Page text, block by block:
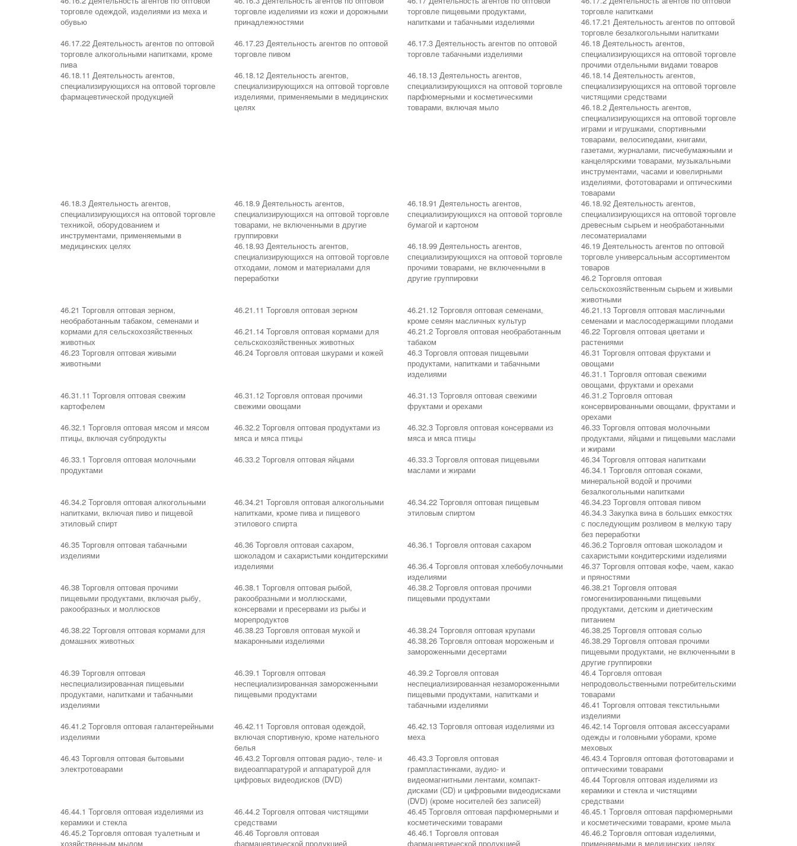
торговле одеждой, изделиями из меха и
обувью
торговле изделиями из кожи и дорожными
принадлежностями
торговле пищевыми продуктами,
напитками и табачными изделиями
торговле напитками
46.17.21 Деятельность агентов по оптовой
торговле безалкогольными напитками
46.17.22 Деятельность агентов по оптовой
торговле алкогольными напитками, кроме
пива
46.17.23 Деятельность агентов по оптовой
торговле пивом
46.17.3 Деятельность агентов по оптовой
торговле табачными изделиями
46.18 Деятельность агентов,
специализирующихся на оптовой торговле
прочими отдельными видами товаров
46.18.11 Деятельность агентов,
специализирующихся на оптовой торговле
фармацевтической продукцией
46.18.12 Деятельность агентов,
специализирующихся на оптовой торговле
изделиями, применяемыми в медицинских
целях
46.18.13 Деятельность агентов,
специализирующихся на оптовой торговле
парфюмерными и косметическими
товарами, включая мыло
46.18.14 Деятельность агентов,
специализирующихся на оптовой торговле
чистящими средствами
46.18.2 Деятельность агентов,
специализирующихся на оптовой торговле
играми и игрушками, спортивными
товарами, велосипедами, книгами,
газетами, журналами, писчебумажными и
канцелярскими товарами, музыкальными
инструментами, часами и ювелирными
изделиями, фототоварами и оптическими
товарами
46.18.3 Деятельность агентов,
специализирующихся на оптовой торговле
техникой, оборудованием и
инструментами, применяемыми в
медицинских целях
46.18.9 Деятельность агентов,
специализирующихся на оптовой торговле
товарами, не включенными в другие
группировки
46.18.91 Деятельность агентов,
специализирующихся на оптовой торговле
бумагой и картоном
46.18.92 Деятельность агентов,
специализирующихся на оптовой торговле
древесным сырьем и необработанными
лесоматериалами
46.18.93 Деятельность агентов,
специализирующихся на оптовой торговле
отходами, ломом и материалами для
переработки
46.18.99 Деятельность агентов,
специализирующихся на оптовой торговле
прочими товарами, не включенными в
другие группировки
46.19 Деятельность агентов по оптовой
торговле универсальным ассортиментом
товаров
46.2 Торговля оптовая
сельскохозяйственным сырьем и живыми
животными
46.21 Торговля оптовая зерном,
необработанным табаком, семенами и
кормами для сельскохозяйственных
животных
46.21.11 Торговля оптовая зерном
46.21.12 Торговля оптовая семенами,
кроме семян масличных культур
46.21.13 Торговля оптовая масличными
семенами и маслосодержащими плодами
46.21.14 Торговля оптовая кормами для
сельскохозяйственных животных
46.21.2 Торговля оптовая необработанным
табаком
46.22 Торговля оптовая цветами и
растениями
46.23 Торговля оптовая живыми
животными
46.24 Торговля оптовая шкурами и кожей
46.3 Торговля оптовая пищевыми
продуктами, напитками и табачными
изделиями
46.31 Торговля оптовая фруктами и
овощами
46.31.1 Торговля оптовая свежими
овощами, фруктами и орехами
46.31.11 Торговля оптовая свежим
картофелем
46.31.12 Торговля оптовая прочими
свежими овощами
46.31.13 Торговля оптовая свежими
фруктами и орехами
46.31.2 Торговля оптовая
консервированными овощами, фруктами и
орехами
46.32.1 Торговля оптовая мясом и мясом
птицы, включая субпродукты
46.32.2 Торговля оптовая продуктами из
мяса и мяса птицы
46.32.3 Торговля оптовая консервами из
мяса и мяса птицы
46.33 Торговля оптовая молочными
продуктами, яйцами и пищевыми маслами
и жирами
46.33.1 Торговля оптовая молочными
продуктами
46.33.2 Торговля оптовая яйцами
46.33.3 Торговля оптовая пищевыми
маслами и жирами
46.34 Торговля оптовая напитками
46.34.1 Торговля оптовая соками,
минеральной водой и прочими
безалкогольными напитками
46.34.2 Торговля оптовая алкогольными
напитками, включая пиво и пищевой
этиловый спирт
46.34.21 Торговля оптовая алкогольными
напитками, кроме пива и пищевого
этилового спирта
46.34.22 Торговля оптовая пищевым
этиловым спиртом
46.34.23 Торговля оптовая пивом
46.34.3 Закупка вина в больших емкостях
с последующим розливом в мелкую тару
без переработки
46.35 Торговля оптовая табачными
изделиями
46.36 Торговля оптовая сахаром,
шоколадом и сахаристыми кондитерскими
изделиями
46.36.1 Торговля оптовая сахаром
46.36.2 Торговля оптовая шоколадом и
сахаристыми кондитерскими изделиями
46.36.4 Торговля оптовая хлебобулочными
изделиями
46.37 Торговля оптовая кофе, чаем, какао
и пряностями
46.38 Торговля оптовая прочими
пищевыми продуктами, включая рыбу,
ракообразных и моллюсков
46.38.1 Торговля оптовая рыбой,
ракообразными и моллюсками,
консервами и пресервами из рыбы и
морепродуктов
46.38.2 Торговля оптовая прочими
пищевыми продуктами
46.38.21 Торговля оптовая
гомогенизированными пищевыми
продуктами, детским и диетическим
питанием
46.38.22 Торговля оптовая кормами для
домашних животных
46.38.23 Торговля оптовая мукой и
макаронными изделиями
46.38.24 Торговля оптовая крупами
46.38.25 Торговля оптовая солью
46.38.26 Торговля оптовая мороженым и
замороженными десертами
46.38.29 Торговля оптовая прочими
пищевыми продуктами, не включенными в
другие группировки
46.39 Торговля оптовая
неспециализированная пищевыми
продуктами, напитками и табачными
изделиями
46.39.1 Торговля оптовая
неспециализированная замороженными
пищевыми продуктами
46.39.2 Торговля оптовая
неспециализированная незамороженными
пищевыми продуктами, напитками и
табачными изделиями
46.4 Торговля оптовая
непродовольственными потребительскими
товарами
46.41 Торговля оптовая текстильными
изделиями
46.41.2 Торговля оптовая галантерейными
изделиями
46.42.11 Торговля оптовая одеждой,
включая спортивную, кроме нательного
белья
46.42.13 Торговля оптовая изделиями из
меха
46.42.14 Торговля оптовая аксессуарами
одежды и головными уборами, кроме
меховых
46.43 Торговля оптовая бытовыми
электротоварами
46.43.2 Торговля оптовая радио-, теле- и
видеоаппаратурой и аппаратурой для
цифровых видеодисков (DVD)
46.43.3 Торговля оптовая
грампластинками, аудио- и
видеомагнитными лентами, компакт-
дисками (CD) и цифровыми видеодисками
(DVD) (кроме носителей без записей)
46.43.4 Торговля оптовая фототоварами и
оптическими товарами
46.44 Торговля оптовая изделиями из
керамики и стекла и чистящими
средствами
46.44.1 Торговля оптовая изделиями из
керамики и стекла
46.44.2 Торговля оптовая чистящими
средствами
46.45 Торговля оптовая парфюмерными и
косметическими товарами
46.45.1 Торговля оптовая парфюмерными
и косметическими товарами, кроме мыла
46.45.2 Торговля оптовая туалетным и
хозяйственным мылом
46.46 Торговля оптовая
фармацевтической продукцией
46.46.1 Торговля оптовая
фармацевтической продукцией
46.46.2 Торговля оптовая изделиями,
применяемыми в медицинских целях